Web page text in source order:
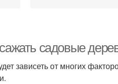
садовые
зависеть от многих